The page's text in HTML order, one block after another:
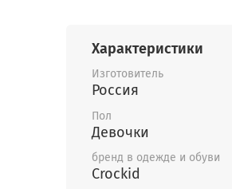
Эти очаровательные
любому образу вашего
сохраняют тепло,
прохладную погоду.
ноге малыша,
яркие цвета подарят
Характеристики
Изготовитель
Россия
Пол
Девочки
бренд в одежде и обуви
Crockid